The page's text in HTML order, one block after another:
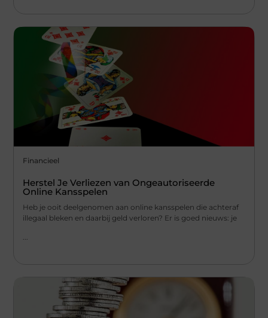
Financieel
Herstel Je Verliezen van Ongeautoriseerde
Online Kansspelen
Heb je ooit deelgenomen aan online kansspelen die achteraf
illegaal bleken en daarbij geld verloren? Er is goed nieuws: je
...